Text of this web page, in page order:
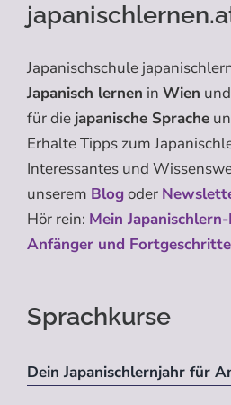
Japanischschule
Japanisch lernen in Wien und
für die japanische Sprache
Erhalte Tipps zum
Interessantes und
unserem Blogoder
Hör rein: Mein
Anfänger und
Sprachkurse
Dein Japanischlernjahr für